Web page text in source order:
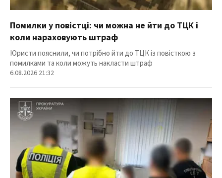
Помилки у повістці: чи можна не йти до ТЦК і
коли нараховують штраф
Юристи пояснили, чи потрібно йти до ТЦК із повісткою з
помилками та коли можуть накласти штраф
6.08.2026 21:32